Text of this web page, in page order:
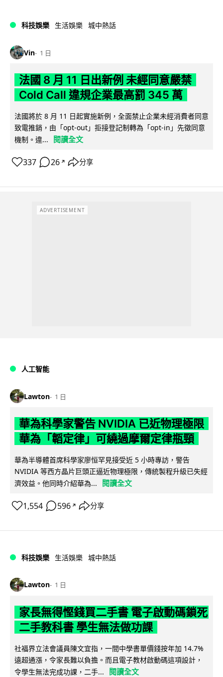
科技娛樂 生活娛樂 城中熱話
Vin 1 日
法國 8 月 11 日出新例 未經同意嚴禁
Cold Call 違規企業最高罰 345 萬
法國將於 8 月 11 日起實施新例，全面禁止企業未經消費者同意
致電推銷，由「opt-out」拒接登記制轉為「opt-in」先徵同意
機制。違...
閱讀全文
337 26 ↗ 分享
ADVERTISEMENT
人工智能
Lawton 1 日
華為科學家警告 NVIDIA 已近物理極限
華為「韜定律」可繞過摩爾定律瓶頸
華為半導體首席科學家廖恒罕見接受近 5 小時專訪，警告
NVIDIA 等西方晶片巨頭正逼近物理極限，傳統製程升級已失經
濟效益。他同時介紹華為...
閱讀全文
1,554 596 ↗ 分享
科技娛樂 生活娛樂 城中熱話
Lawton 1 日
家長無得慳錢買二手書 電子啟動碼鎖死
二手教科書 學生無法做功課
社福界立法會議員陳文宜指，一間中學書單價錢按年加 14.7%
遠超通漲，令家長難以負擔。而且電子教材啟動碼這項設計，
令學生無法完成功課，二手...
閱讀全文